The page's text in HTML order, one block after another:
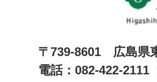
〒739-8601 広島県
電話：082-422-2111